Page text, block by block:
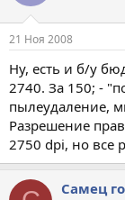
21 Ноя 2008
Ну, есть и б/у
2740. За 150; -
пылеудаление,
Разрешение
2750 dpi, но все
Самец